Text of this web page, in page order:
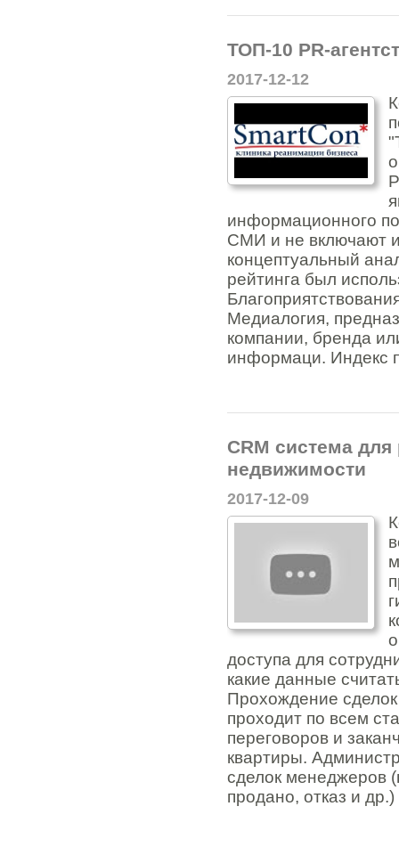
ТОП-10 PR-
2017-12-12
информационного
СМИ и не включают
концептуальный
рейтинга был
Медиалогия,
компании, бренда
информаци. Индекс
CRM система для
недвижимости
2017-12-09
доступа для
какие данные
Прохождение
проходит по всем
переговоров и
квартиры.
сделок менеджеров
продано, отказ и